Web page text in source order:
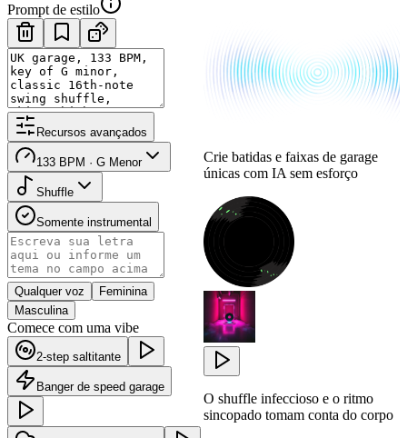
Prompt de estilo
Recursos avançados
133 BPM · G Menor
Shuffle
Somente instrumental
Qualquer voz
Feminina
Masculina
Comece com uma vibe
2-step saltitante
Banger de speed garage
Crie batidas e faixas de garage
únicas com IA sem esforço
O shuffle infeccioso e o ritmo
sincopado tomam conta do corpo